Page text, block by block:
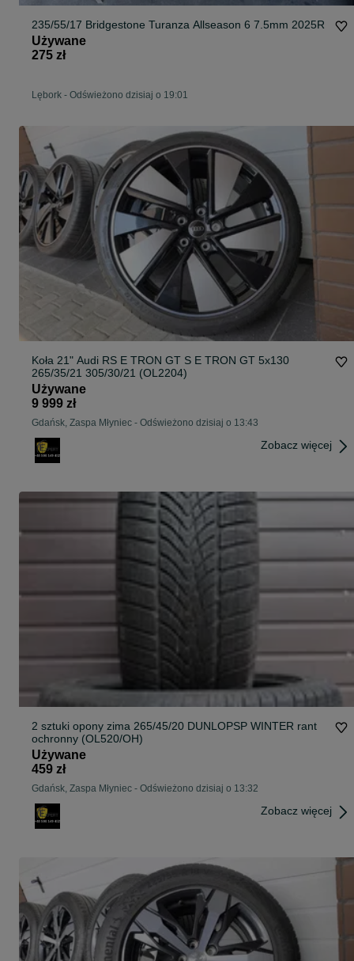
235/55/17 Bridgestone Turanza Allseason 6 7.5mm 2025R
Używane
275 zł
Lębork - Odświeżono dzisiaj o 19:01
Koła 21" Audi RS E TRON GT S E TRON GT 5x130
265/35/21 305/30/21 (OL2204)
Używane
9 999 zł
Gdańsk, Zaspa Młyniec - Odświeżono dzisiaj o 13:43
Zobacz więcej
2 sztuki opony zima 265/45/20 DUNLOPSP WINTER rant
ochronny (OL520/OH)
Używane
459 zł
Gdańsk, Zaspa Młyniec - Odświeżono dzisiaj o 13:32
Zobacz więcej